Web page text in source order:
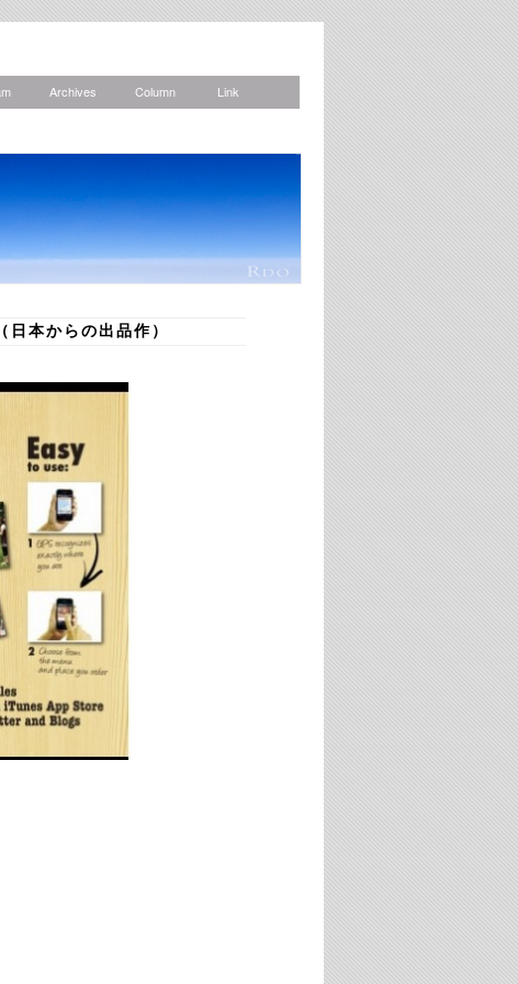
Archives Column Link
からの出品作）